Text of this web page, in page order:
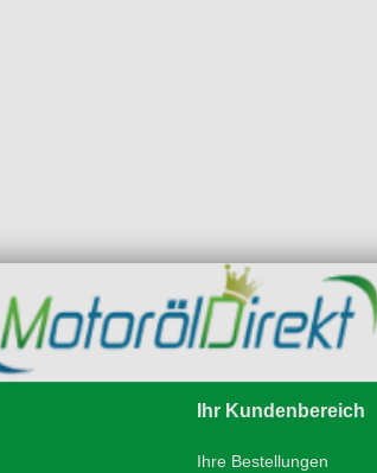
Ihr Kundenbereich
Ihre Bestellungen